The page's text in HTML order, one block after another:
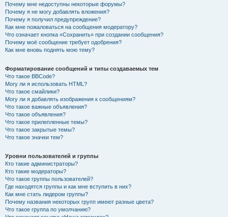
Почему мне недоступны некоторые форумы?
Почему я не могу добавлять вложения?
Почему я получил предупреждение?
Как мне пожаловаться на сообщения модератору?
Что означает кнопка «Сохранить» при создании сообщения?
Почему моё сообщение требует одобрения?
Как мне вновь поднять мою тему?
Форматирование сообщений и типы создаваемых тем
Что такое BBCode?
Могу ли я использовать HTML?
Что такое смайлики?
Могу ли я добавлять изображения к сообщениям?
Что такое важные объявления?
Что такое объявления?
Что такое прилепленные темы?
Что такое закрытые темы?
Что такое значки тем?
Уровни пользователей и группы
Кто такие администраторы?
Кто такие модераторы?
Что такое группы пользователей?
Где находятся группы и как мне вступить в них?
Как мне стать лидером группы?
Почему названия некоторых групп имеют разные цвета?
Что такое группа по умолчанию?